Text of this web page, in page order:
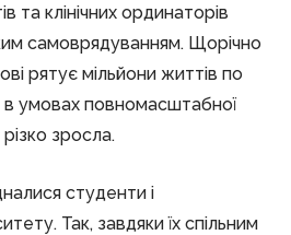
та клінічних ординаторів
самоврядуванням. Щорічно
рятує мільйони життів по
в умовах повномасштабної
зросла.
студенти і
Так, завдяки їх спільним